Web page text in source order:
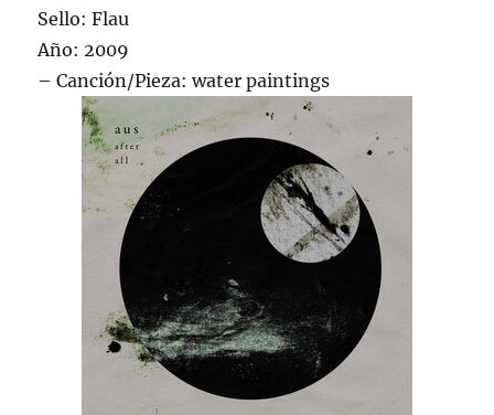
Sello: Flau
Año: 2009
– Canción/Pieza: water paintings